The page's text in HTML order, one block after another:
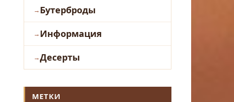
Бутерброды
Информация
Десерты
МЕТКИ